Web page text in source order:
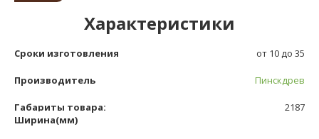
Характеристики
Сроки изготовления от 10 до 35
Производитель Пинскдрев
Габариты товара:
Ширина(мм)
2187